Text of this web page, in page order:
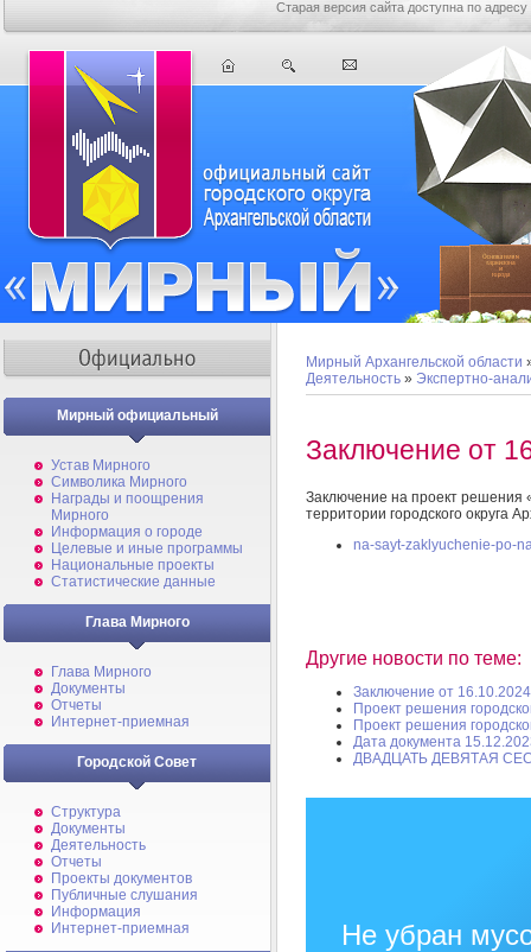
Старая версия сайта доступна по адресу
Мирный официальный
Устав Мирного
Символика Мирного
Награды и поощрения
Мирного
Информация о городе
Целевые и иные программы
Национальные проекты
Статистические данные
Глава Мирного
Глава Мирного
Документы
Отчеты
Интернет-приемная
Городской Совет
Структура
Документы
Деятельность
Отчеты
Проекты документов
Публичные слушания
Информация
Интернет-приемная
Мирный Архангельской области
Деятельность » Экспертно-
Заключение от
Заключение на проект решения
территории городского округа
na-sayt-zaklyuchenie-po-
Другие новости по теме:
Заключение от 16.10.2024
Проект решения
Проект решения
Дата документа
ДВАДЦАТЬ ДЕВЯТАЯ
Не убран